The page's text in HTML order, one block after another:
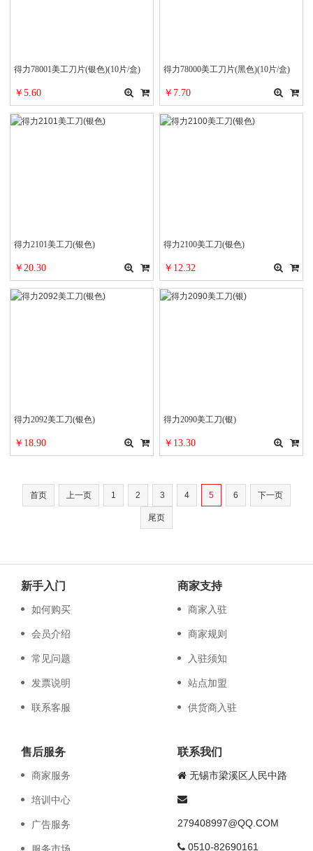
得力78001美工刀片(银色)(10片/盒)
￥5.60
得力78000美工刀片(黑色)(10片/盒)
￥7.70
得力2101美工刀(银色)
￥20.30
得力2100美工刀(银色)
￥12.32
得力2092美工刀(银色)
￥18.90
得力2090美工刀(银)
￥13.30
首页 上一页 1 2 3 4 5 6 下一页
尾页
新手入门
如何购买
会员介绍
常见问题
发票说明
联系客服
商家支持
商家入驻
商家规则
入驻须知
站点加盟
供货商入驻
售后服务
商家服务
培训中心
广告服务
联系我们
无锡市梁溪区人民中路
279408997@QQ.COM
0510-82690161